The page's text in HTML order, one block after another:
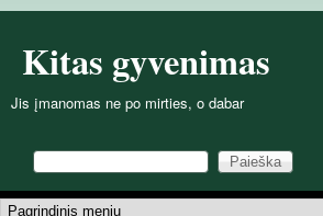
Kitas gyvenimas
Jis įmanomas ne po mirties, o dabar
Paieškos forma
Paieška